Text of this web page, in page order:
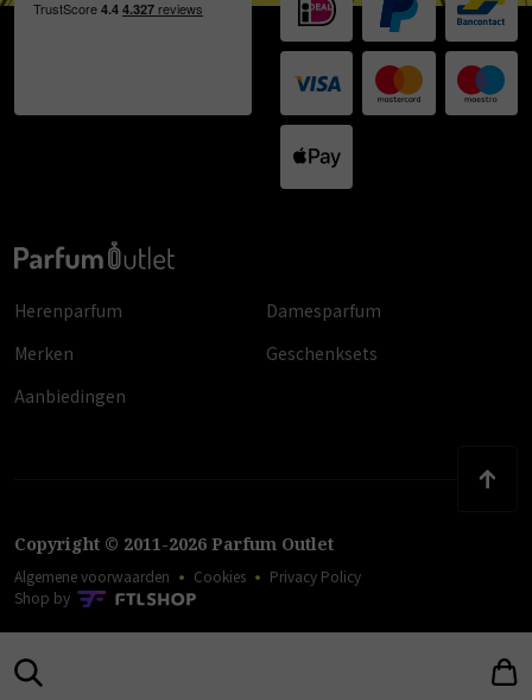
Herenparfum
Damesparfum
Merken
Geschenksets
Aanbiedingen
Copyright © 2011-2026 Parfum Outlet
Algemene voorwaarden Cookies
Privacy Policy
Shop by